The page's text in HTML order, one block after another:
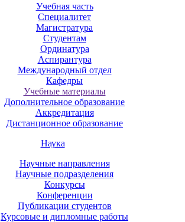
Учебная часть
Специалитет
Магистратура
Студентам
Ординатура
Аспирантура
Международный отдел
Кафедры
Учебные материалы
Дополнительное образование
Аккредитация
Дистанционное образование
Наука
Научные направления
Научные подразделения
Конкурсы
Конференции
Публикации студентов
Курсовые и дипломные работы